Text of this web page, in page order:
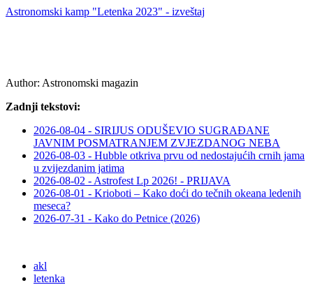
Astronomski kamp "Letenka 2023" - izveštaj
Author: Astronomski magazin
Zadnji tekstovi:
2026-08-04 - SIRIJUS ODUŠEVIO SUGRAĐANE
JAVNIM POSMATRANJEM ZVJEZDANOG NEBA
2026-08-03 - Hubble otkriva prvu od nedostajućih crnih jama
u zvijezdanim jatima
2026-08-02 - Astrofest Lp 2026! - PRIJAVA
2026-08-01 - Krioboti – Kako doći do tečnih okeana ledenih
meseca?
2026-07-31 - Kako do Petnice (2026)
akl
letenka